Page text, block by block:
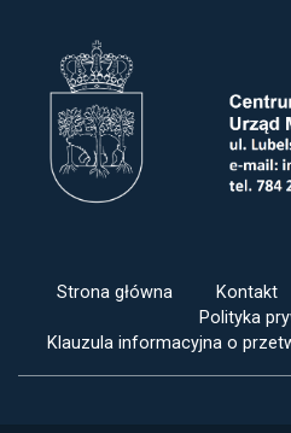
Strona główna Kontakt
Polityka
Klauzula informacyjna o